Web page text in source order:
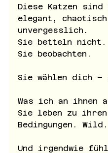
Diese Katzen sind
elegant,
unvergesslich.
Sie betteln
Sie beobachten.
Sie wählen dich –
Was ich an ihnen
Sie leben zu ihren
Bedingungen.
Und irgendwie